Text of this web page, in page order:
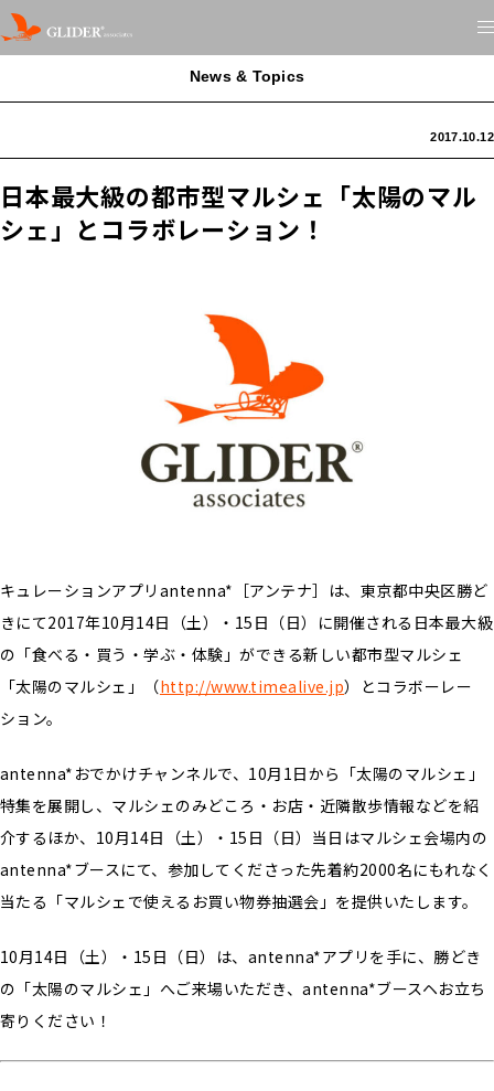
News & Topics
2017.10.12
日本最大級の都市型マルシェ「太陽のマル
シェ」とコラボレーション！
キュレーションアプリantenna*［アンテナ］は、東京都中央区勝ど
きにて2017年10月14日（土）・15日（日）に開催される日本最大級
の「食べる・買う・学ぶ・体験」ができる新しい都市型マルシェ
「太陽のマルシェ」（http://www.timealive.jp）とコラボーレー
ション。
antenna*おでかけチャンネルで、10月1日から「太陽のマルシェ」
特集を展開し、マルシェのみどころ・お店・近隣散歩情報などを紹
介するほか、10月14日（土）・15日（日）当日はマルシェ会場内の
antenna*ブースにて、参加してくださった先着約2000名にもれなく
当たる「マルシェで使えるお買い物券抽選会」を提供いたします。
10月14日（土）・15日（日）は、antenna*アプリを手に、勝どき
の「太陽のマルシェ」へご来場いただき、antenna*ブースヘお立ち
寄りください！